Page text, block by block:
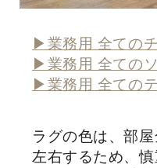
▶業務用 全ての
▶業務用 全ての
▶業務用 全ての
ラグの色は、部
左右するため、